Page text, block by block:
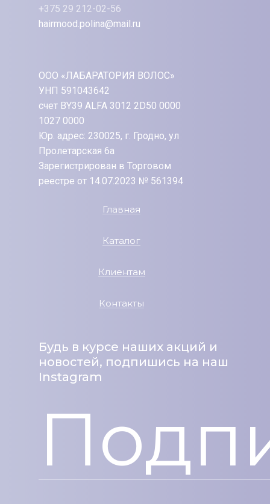
+375 29 212-02-56
hairmood.polina@mail.ru
ООО «ЛАБАРАТОРИЯ ВОЛОС»
УНП 591043642
счет BY39 ALFA 3012 2D50 0000
1027 0000
Юр. адрес: 230025, г. Гродно, ул
Пролетарская 6а
Зарегистрирован в Торговом
реестре от 14.07.2023 № 561394
Главная
Каталог
Клиентам
Контакты
Будь в курсе наших акций и
новостей, подпишись на наш
Instagram